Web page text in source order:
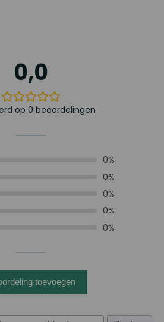
0,0
op 0 beoordelingen
0%
0%
0%
0%
0%
toevoegen